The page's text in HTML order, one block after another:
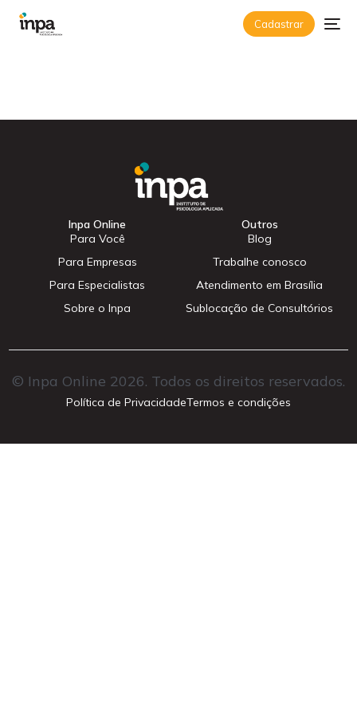
Cadastrar
Inpa Online
Para Você
Para Empresas
Para Especialistas
Sobre o Inpa
Outros
Blog
Trabalhe conosco
Atendimento em Brasília
Sublocação de Consultórios
© Inpa Online 2026. Todos os direitos reservados.
Política de PrivacidadeTermos e condições